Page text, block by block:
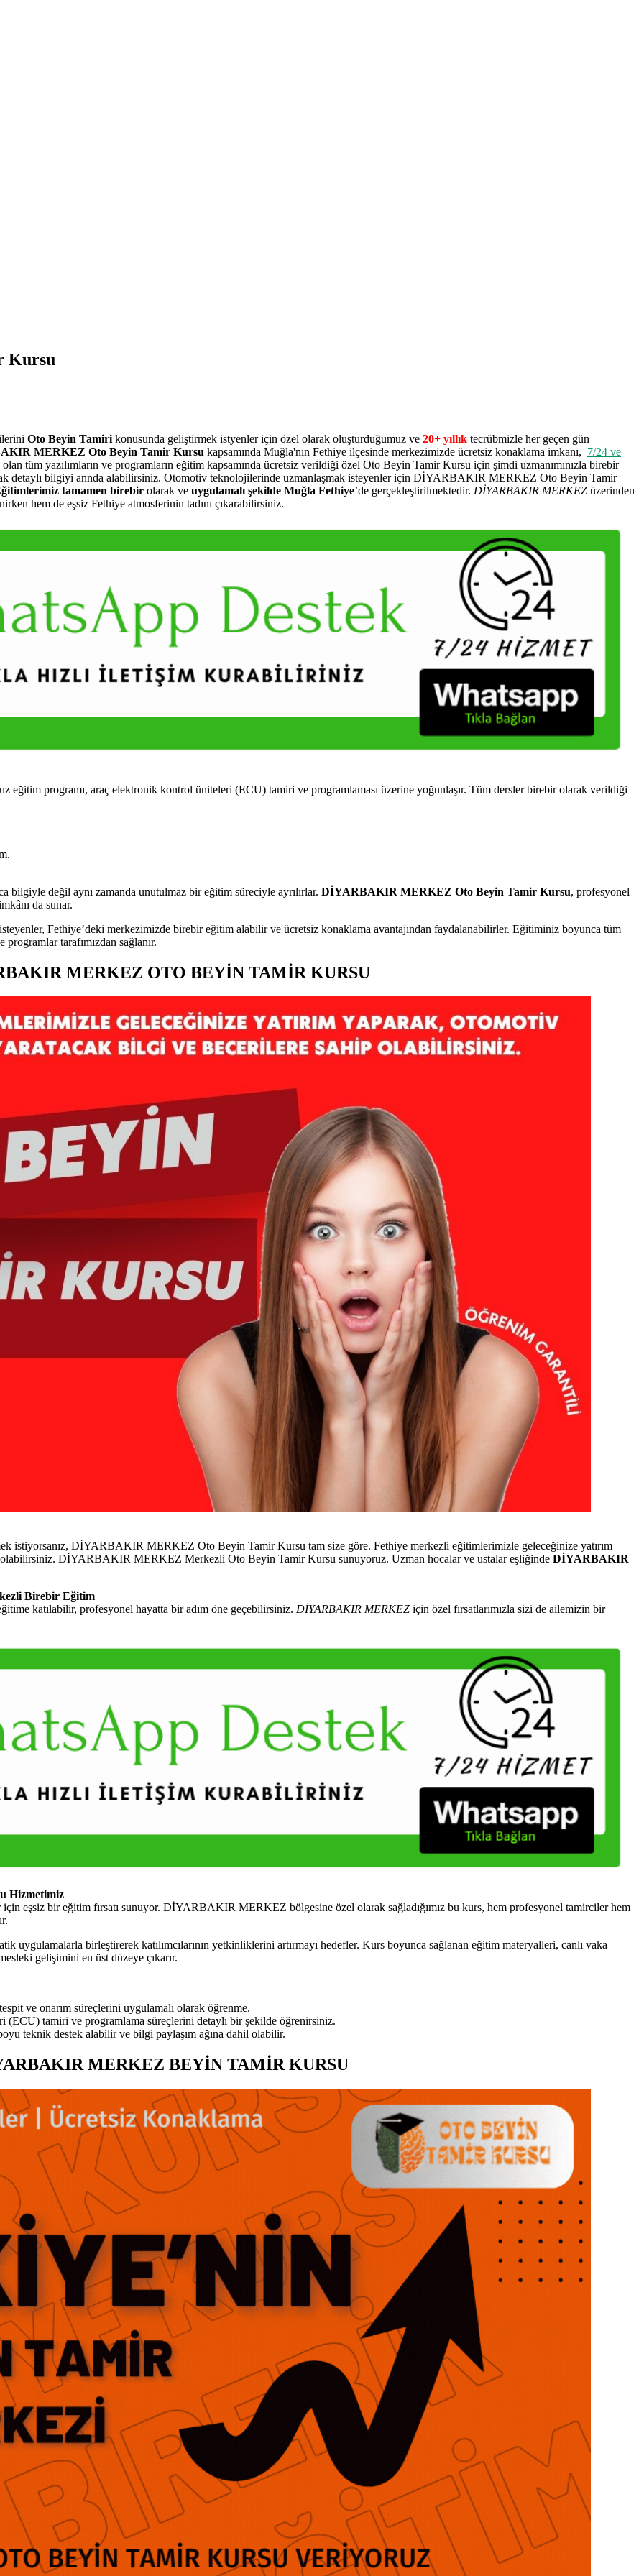
Kursu
Oto Beyin Tamiri konusunda geliştirmek istyenler için özel olarak oluşturduğumuz ve 20+ yıllık tecrübmizle her geçen gün
MERKEZ Oto Beyin Tamir Kursu kapsamında Muğla'nın Fethiye ilçesinde merkezimizde ücretsiz konaklama imkanı, 7/24 ve
olan tüm yazılımların ve programların eğitim kapsamında ücretsiz verildiği özel Oto Beyin Tamir Kursu için şimdi uzmanımınızla birebir
detaylı bilgiyi annda alabilirsiniz. Otomotiv teknolojilerinde uzmanlaşmak isteyenler için DİYARBAKIR MERKEZ Oto Beyin Tamir
tamamen birebir olarak ve uygulamalı şekilde Muğla Fethiye’de gerçekleştirilmektedir. DİYARBAKIR MERKEZ üzerinden
hem de eşsiz Fethiye atmosferinin tadını çıkarabilirsiniz.
programı, araç elektronik kontrol üniteleri (ECU) tamiri ve programlaması üzerine yoğunlaşır. Tüm dersler birebir olarak verildiği
değil aynı zamanda unutulmaz bir eğitim süreciyle ayrılırlar. DİYARBAKIR MERKEZ Oto Beyin Tamir Kursu, profesyonel
da sunar.
Fethiye’deki merkezimizde birebir eğitim alabilir ve ücretsiz konaklama avantajından faydalanabilirler. Eğitiminiz boyunca tüm
tarafımızdan sağlanır.
MERKEZ OTO BEYİN TAMİR KURSU
istiyorsanız, DİYARBAKIR MERKEZ Oto Beyin Tamir Kursu tam size göre. Fethiye merkezli eğitimlerimizle geleceğinize yatırım
olabilirsiniz. DİYARBAKIR MERKEZ Merkezli Oto Beyin Tamir Kursu sunuyoruz. Uzman hocalar ve ustalar eşliğinde DİYARBAKIR
Birebir Eğitim
katılabilir, profesyonel hayatta bir adım öne geçebilirsiniz. DİYARBAKIR MERKEZ için özel fırsatlarımızla sizi de ailemizin bir
Hizmetimiz
eşsiz bir eğitim fırsatı sunuyor. DİYARBAKIR MERKEZ bölgesine özel olarak sağladığımız bu kurs, hem profesyonel tamirciler hem
birleştirerek katılımcılarının yetkinliklerini artırmayı hedefler. Kurs boyunca sağlanan eğitim materyalleri, canlı vaka
gelişimini en üst düzeye çıkarır.
ve onarım süreçlerini uygulamalı olarak öğrenme.
tamiri ve programlama süreçlerini detaylı bir şekilde öğrenirsiniz.
teknik destek alabilir ve bilgi paylaşım ağına dahil olabilir.
MERKEZ BEYİN TAMİR KURSU